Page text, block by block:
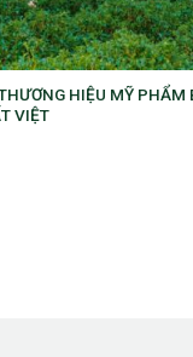
chương trình “VIB
cuộc” với ưu đãi Golf